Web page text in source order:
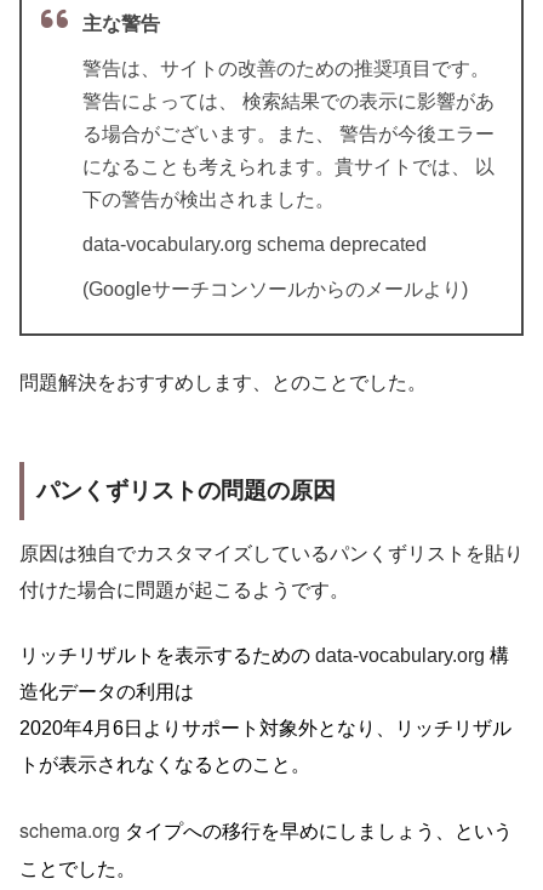
主な警告
警告は、サイトの改善のための推奨項目です。
警告によっては、 検索結果での表示に影響があ
る場合がございます。また、 警告が今後エラー
になることも考えられます。貴サイトでは、 以
下の警告が検出されました。
data-vocabulary.org schema deprecated
(Googleサーチコンソールからのメールより)
問題解決をおすすめします、とのことでした。
パンくずリストの問題の原因
原因は独自でカスタマイズしているパンくずリストを貼り
付けた場合に問題が起こるようです。
リッチリザルトを表示するための data-vocabulary.org 構
造化データの利用は
2020年4月6日よりサポート対象外となり、リッチリザル
トが表示されなくなるとのこと。
schema.org タイプへの移行を早めにしましょう、という
ことでした。